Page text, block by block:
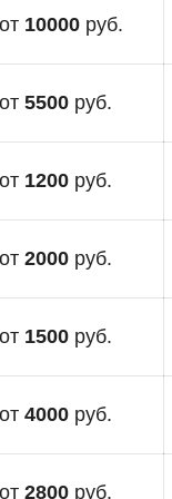
от 10000 руб.
от 5500 руб.
от 1200 руб.
от 2000 руб.
от 1500 руб.
от 4000 руб.
от 2800 руб.